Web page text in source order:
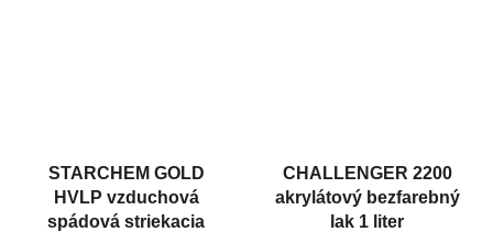
STARCHEM GOLD
HVLP vzduchová
spádová striekacia
CHALLENGER 2200
akrylátový bezfarebný
lak 1 liter